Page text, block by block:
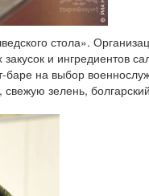
стола».
и ингредиентов
баре на выбор
зелень,